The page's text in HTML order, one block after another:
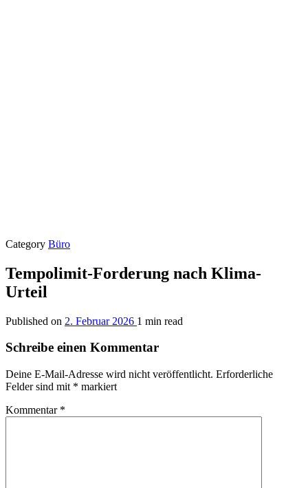
Category Büro
Tempolimit-Forderung nach Klima-
Urteil
Published on 2. Februar 2026 1 min read
Schreibe einen Kommentar
Deine E-Mail-Adresse wird nicht veröffentlicht. Erforderliche
Felder sind mit * markiert
Kommentar *